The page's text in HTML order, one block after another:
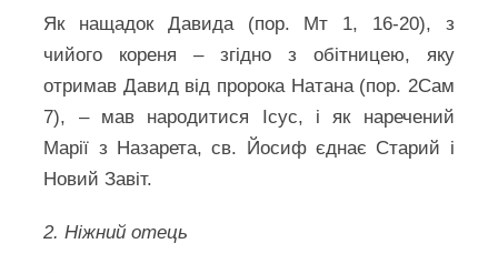
Як нащадок Давида (пор. Мт 1, 16-20), з
чийого кореня – згідно з обітницею, яку
отримав Давид від пророка Натана (пор. 2Сам
7), – мав народитися Ісус, і як наречений
Марії з Назарета, св. Йосиф єднає Старий і
Новий Завіт.
2. Ніжний отець